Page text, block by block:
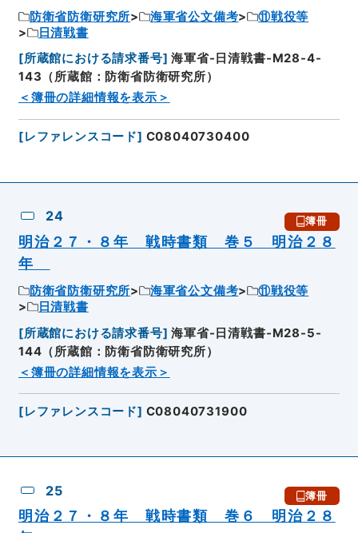
防衛省防衛研究所 海軍省公文備考
⑪戦役等
日清戦書
[所蔵館における請求番号] 海軍省-日清戦書-M28-4-
143（所蔵館：防衛省防衛研究所）
＜簿冊の詳細情報を表示＞
[レファレンスコード] C08040730400
24 簿冊
明治２７・８年 戦時書類 巻５ 明治２８
年
防衛省防衛研究所 海軍省公文備考
⑪戦役等
日清戦書
[所蔵館における請求番号] 海軍省-日清戦書-M28-5-
144（所蔵館：防衛省防衛研究所）
＜簿冊の詳細情報を表示＞
[レファレンスコード] C08040731900
25 簿冊
明治２７・８年 戦時書類 巻６ 明治２８